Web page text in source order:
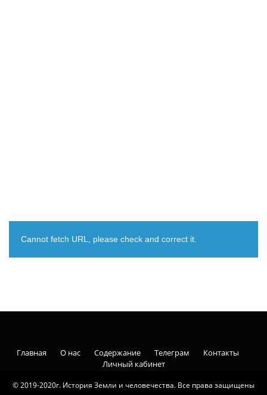
Cannot fetch URL, please check and correct it.
© 2019-2020г. История Земли и человечества. Все права защищены
Главная О нас Содержание Телеграм
Контакты
Личный кабинет